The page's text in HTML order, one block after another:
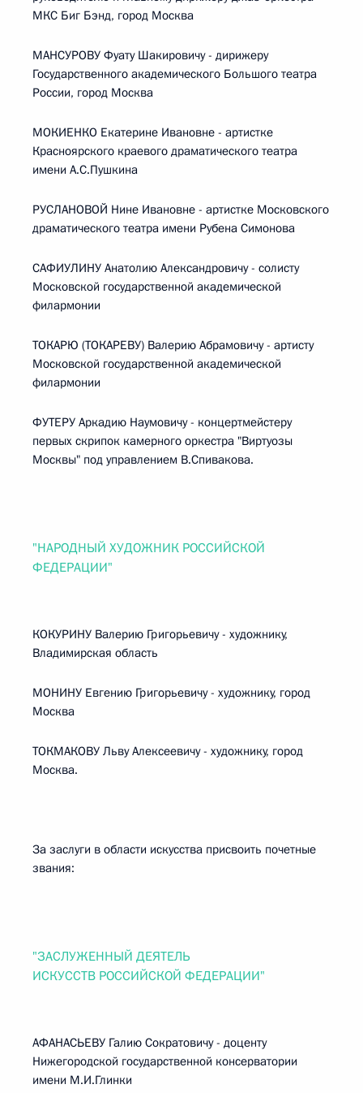
МКС Биг Бэнд, город Москва
МАНСУРОВУ Фуату Шакировичу - дирижеру
Государственного академического Большого театра
России, город Москва
МОКИЕНКО Екатерине Ивановне - артистке
Красноярского краевого драматического театра
имени А.С.Пушкина
РУСЛАНОВОЙ Нине Ивановне - артистке Московского
драматического театра имени Рубена Симонова
САФИУЛИНУ Анатолию Александровичу - солисту
Московской государственной академической
филармонии
ТОКАРЮ (ТОКАРЕВУ) Валерию Абрамовичу - артисту
Московской государственной академической
филармонии
ФУТЕРУ Аркадию Наумовичу - концертмейстеру
первых скрипок камерного оркестра "Виртуозы
Москвы" под управлением В.Спивакова.
"НАРОДНЫЙ ХУДОЖНИК РОССИЙСКОЙ
ФЕДЕРАЦИИ"
КОКУРИНУ Валерию Григорьевичу - художнику,
Владимирская область
МОНИНУ Евгению Григорьевичу - художнику, город
Москва
ТОКМАКОВУ Льву Алексеевичу - художнику, город
Москва.
За заслуги в области искусства присвоить почетные
звания:
"ЗАСЛУЖЕННЫЙ ДЕЯТЕЛЬ
ИСКУССТВ РОССИЙСКОЙ ФЕДЕРАЦИИ"
АФАНАСЬЕВУ Галию Сократовичу - доценту
Нижегородской государственной консерватории
имени М.И.Глинки